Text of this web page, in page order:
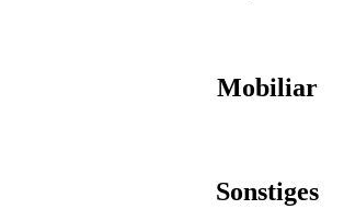
Mobiliar
Sonstiges